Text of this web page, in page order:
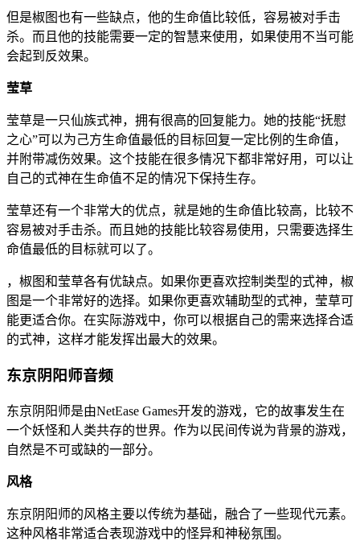
但是椒图也有一些缺点，他的生命值比较低，容易被对手击
杀。而且他的技能需要一定的智慧来使用，如果使用不当可能
会起到反效果。
莹草
莹草是一只仙族式神，拥有很高的回复能力。她的技能“抚慰
之心”可以为己方生命值最低的目标回复一定比例的生命值，
并附带减伤效果。这个技能在很多情况下都非常好用，可以让
自己的式神在生命值不足的情况下保持生存。
莹草还有一个非常大的优点，就是她的生命值比较高，比较不
容易被对手击杀。而且她的技能比较容易使用，只需要选择生
命值最低的目标就可以了。
，椒图和莹草各有优缺点。如果你更喜欢控制类型的式神，椒
图是一个非常好的选择。如果你更喜欢辅助型的式神，莹草可
能更适合你。在实际游戏中，你可以根据自己的需来选择合适
的式神，这样才能发挥出最大的效果。
东京阴阳师音频
东京阴阳师是由NetEase Games开发的游戏，它的故事发生在
一个妖怪和人类共存的世界。作为以民间传说为背景的游戏，
自然是不可或缺的一部分。
风格
东京阴阳师的风格主要以传统为基础，融合了一些现代元素。
这种风格非常适合表现游戏中的怪异和神秘氛围。